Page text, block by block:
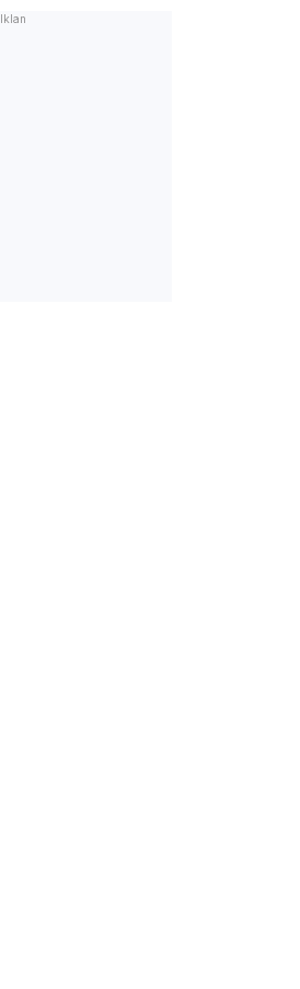
Iklan